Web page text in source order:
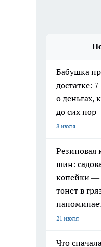
Бабушка
достатке:
о деньгах,
до сих пор
8 июля
Резиновая
шин:
копейки —
тонет в
21 июля
Что